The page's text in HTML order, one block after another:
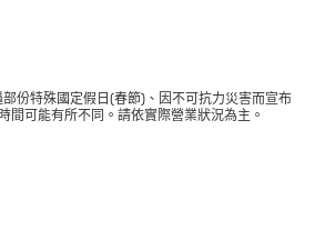
份特殊國定假日(春節)、因不可抗力災害而宣布
間可能有所不同。請依實際營業狀況為主。